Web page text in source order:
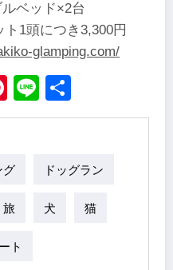
ベッド×2台
1頭につき3,300円
glamping.com/
Pinterest
Line
グ ドッグラン
旅 犬 猫
ト